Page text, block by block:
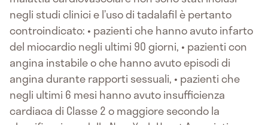
negli studi clinici e l’uso di tadalafil è pertanto
controindicato: • pazienti che hanno avuto infarto
del miocardio negli ultimi 90 giorni, • pazienti con
angina instabile o che hanno avuto episodi di
angina durante rapporti sessuali, • pazienti che
negli ultimi 6 mesi hanno avuto insufficienza
cardiaca di Classe 2 o maggiore secondo la